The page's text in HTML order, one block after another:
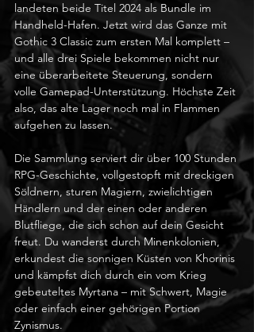
landeten beide Titel 2024 als Bundle im
Handheld-Hafen. Jetzt wird das Ganze mit
Gothic 3 Classic zum ersten Mal komplett –
und alle drei Spiele bekommen nicht nur
eine überarbeitete Steuerung, sondern
volle Gamepad-Unterstützung. Höchste Zeit
also, das alte Lager noch mal in Flammen
aufgehen zu lassen.
Die Sammlung serviert dir über 100 Stunden
RPG-Geschichte, vollgestopft mit dreckigen
Söldnern, sturen Magiern, zwielichtigen
Händlern und der einen oder anderen
Blutfliege, die sich schon auf dein Gesicht
freut. Du wanderst durch Minenkolonien,
erkundest die sonnigen Küsten von Khorinis
und kämpfst dich durch ein vom Krieg
gebeuteltes Myrtana – mit Schwert, Magie
oder einfach einer gehörigen Portion
Zynismus.